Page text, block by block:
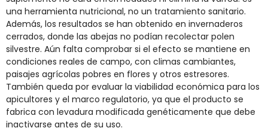
una herramienta nutricional, no un tratamiento sanitario.
Además, los resultados se han obtenido en invernaderos
cerrados, donde las abejas no podían recolectar polen
silvestre. Aún falta comprobar si el efecto se mantiene en
condiciones reales de campo, con climas cambiantes,
paisajes agrícolas pobres en flores y otros estresores.
También queda por evaluar la viabilidad económica para los
apicultores y el marco regulatorio, ya que el producto se
fabrica con levadura modificada genéticamente que debe
inactivarse antes de su uso.